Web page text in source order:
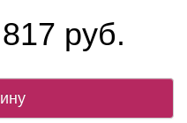
руб.